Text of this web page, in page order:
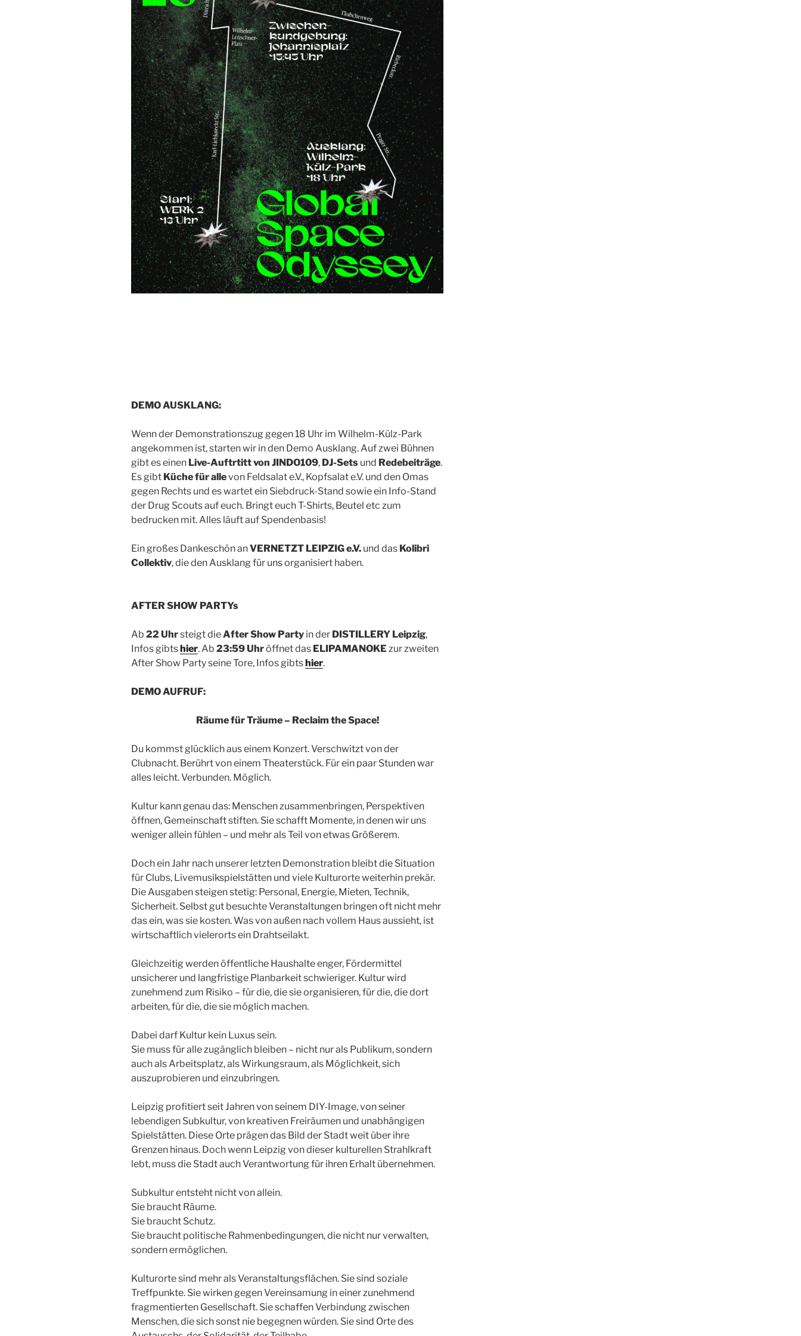
DEMO AUSKLANG:
Wenn der Demonstrationszug gegen 18 Uhr im Wilhelm-Külz-Park
angekommen ist, starten wir in den Demo Ausklang. Auf zwei Bühnen
gibt es einen Live-Auftrtitt von JINDO109, DJ-Sets und Redebeiträge.
Es gibt Küche für allevon Feldsalat e.V., Kopfsalat e.V. und den Omas
gegen Rechts und es wartet ein Siebdruck-Stand sowie ein Info-Stand
der Drug Scouts auf euch. Bringt euch T-Shirts, Beutel etc zum
bedrucken mit. Alles läuft auf Spendenbasis!
Ein großes Dankeschön anVERNETZT LEIPZIG e.V. und das Kolibri
Collektiv, die den Ausklang für uns organisiert haben.
AFTER SHOW PARTYs
Ab 22 Uhrsteigt dieAfter Show Party in der DISTILLERY Leipzig,
Infos gibtshier. Ab 23:59 Uhröffnet das ELIPAMANOKE zur zweiten
After Show Party seine Tore, Infos gibtshier.
DEMO AUFRUF:
Räume für Träume – Reclaim the Space!
Du kommst glücklich aus einem Konzert. Verschwitzt von der
Clubnacht. Berührt von einem Theaterstück. Für ein paar Stunden war
alles leicht. Verbunden. Möglich.
Kultur kann genau das: Menschen zusammenbringen, Perspektiven
öffnen, Gemeinschaft stiften. Sie schafft Momente, in denen wir uns
weniger allein fühlen – und mehr als Teil von etwas Größerem.
Doch ein Jahr nach unserer letzten Demonstration bleibt die Situation
für Clubs, Livemusikspielstätten und viele Kulturorte weiterhin prekär.
Die Ausgaben steigen stetig: Personal, Energie, Mieten, Technik,
Sicherheit. Selbst gut besuchte Veranstaltungen bringen oft nicht mehr
das ein, was sie kosten. Was von außen nach vollem Haus aussieht, ist
wirtschaftlich vielerorts ein Drahtseilakt.
Gleichzeitig werden öffentliche Haushalte enger, Fördermittel
unsicherer und langfristige Planbarkeit schwieriger. Kultur wird
zunehmend zum Risiko – für die, die sie organisieren, für die, die dort
arbeiten, für die, die sie möglich machen.
Dabei darf Kultur kein Luxus sein.
Sie muss für alle zugänglich bleiben – nicht nur als Publikum, sondern
auch als Arbeitsplatz, als Wirkungsraum, als Möglichkeit, sich
auszuprobieren und einzubringen.
Leipzig profitiert seit Jahren von seinem DIY-Image, von seiner
lebendigen Subkultur, von kreativen Freiräumen und unabhängigen
Spielstätten. Diese Orte prägen das Bild der Stadt weit über ihre
Grenzen hinaus. Doch wenn Leipzig von dieser kulturellen Strahlkraft
lebt, muss die Stadt auch Verantwortung für ihren Erhalt übernehmen.
Subkultur entsteht nicht von allein.
Sie braucht Räume.
Sie braucht Schutz.
Sie braucht politische Rahmenbedingungen, die nicht nur verwalten,
sondern ermöglichen.
Kulturorte sind mehr als Veranstaltungsflächen. Sie sind soziale
Treffpunkte. Sie wirken gegen Vereinsamung in einer zunehmend
fragmentierten Gesellschaft. Sie schaffen Verbindung zwischen
Menschen, die sich sonst nie begegnen würden. Sie sind Orte des